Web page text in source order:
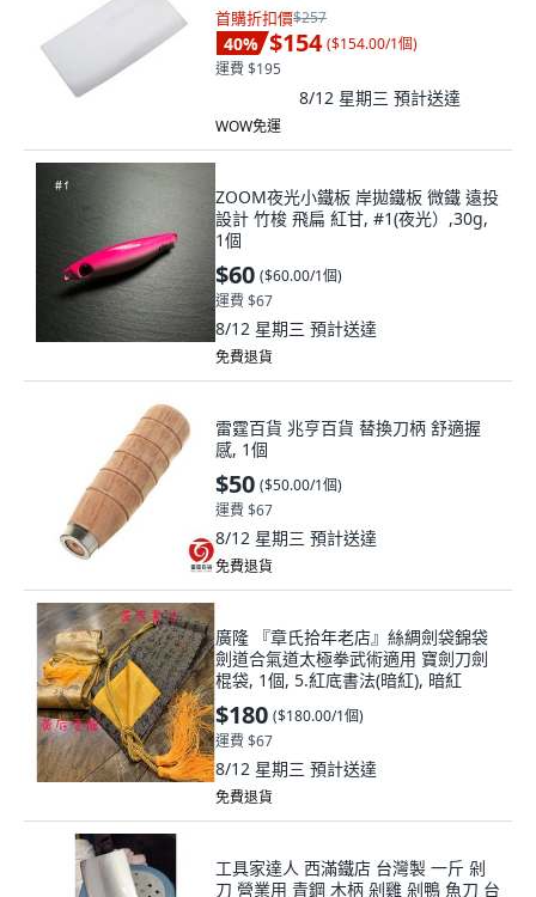
首購折扣價$257
40% $154 ($154.00/1個)
運費 $195
8/12 星期三 預計送達
WOW免運
ZOOM夜光小鐵板 岸拋鐵板 微鐵 遠投
設計 竹梭 飛扁 紅甘, #1(夜光）,30g,
1個
$60 ($60.00/1個)
運費 $67
8/12 星期三 預計送達
免費退貨
雷霆百貨 兆亨百貨 替換刀柄 舒適握
感, 1個
$50 ($50.00/1個)
運費 $67
8/12 星期三 預計送達
免費退貨
廣隆 『章氏拾年老店』絲綢劍袋錦袋
劍道合氣道太極拳武術適用 寶劍刀劍
棍袋, 1個, 5.紅底書法(暗紅), 暗紅
$180 ($180.00/1個)
運費 $67
8/12 星期三 預計送達
免費退貨
工具家達人 西滿鐵店 台灣製 一斤 剁
刀 營業用 青鋼 木柄 剁雞 剁鴨 魚刀 台